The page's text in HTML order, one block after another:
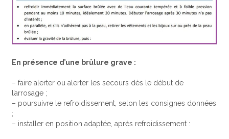
En présence d’une brûlure grave :
– faire alerter ou alerter les secours dès le début de
l’arrosage ;
– poursuivre le refroidissement, selon les consignes données
;
– installer en position adaptée, après refroidissement :